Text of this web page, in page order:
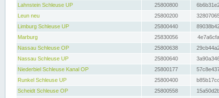
Lahnstein Schleuse UP
25800800
Leun neu
25800200
Limburg Schleuse UP
25800440
Marburg
25830056
Nassau Schleuse OP
25800638
Nassau Schleuse UP
25800640
Niederbiel Schleuse Kanal OP
25800177
Runkel Schleuse UP
25800400
Scheidt Schleuse OP
25800558